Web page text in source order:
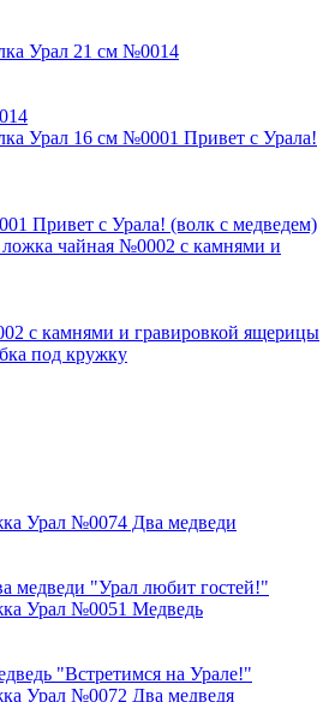
Привет с Урала! (волк с медведем)
с камнями и гравировкой ящерицы
медведи "Урал любит гостей!"
"Встретимся на Урале!"